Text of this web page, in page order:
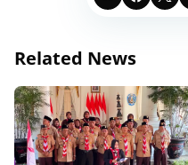
Related News